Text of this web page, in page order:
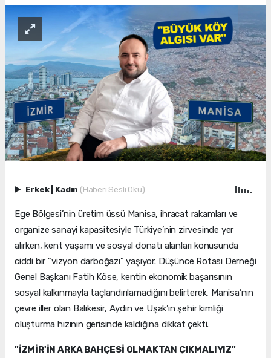
Erkek Kadın (Haberi Sesli Oku)
Ege Bölgesi’nin üretim üssü Manisa, ihracat rakamları ve
organize sanayi kapasitesiyle Türkiye’nin zirvesinde yer
alırken, kent yaşamı ve sosyal donatı alanları konusunda
ciddi bir "vizyon darboğazı" yaşıyor. Düşünce Rotası Derneği
Genel Başkanı Fatih Köse, kentin ekonomik başarısının
sosyal kalkınmayla taçlandırılamadığını belirterek, Manisa’nın
çevre iller olan Balıkesir, Aydın ve Uşak’ın şehir kimliği
oluşturma hızının gerisinde kaldığına dikkat çekti.
"İZMİR'İN ARKA BAHÇESİ OLMAKTAN ÇIKMALIYIZ"